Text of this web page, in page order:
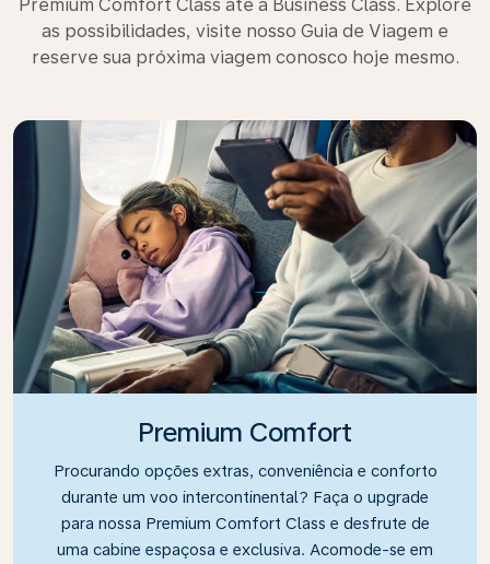
Premium Comfort Class até a Business Class. Explore
as possibilidades, visite nosso Guia de Viagem e
reserve sua próxima viagem conosco hoje mesmo.
Premium Comfort
Procurando opções extras, conveniência e conforto
durante um voo intercontinental? Faça o upgrade
para nossa Premium Comfort Class e desfrute de
uma cabine espaçosa e exclusiva. Acomode-se em